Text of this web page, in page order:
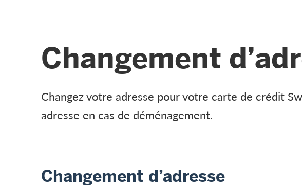
Changement
Changez votre adresse pour votre carte de crédit
adresse en cas de déménagement.
Changement d’adresse